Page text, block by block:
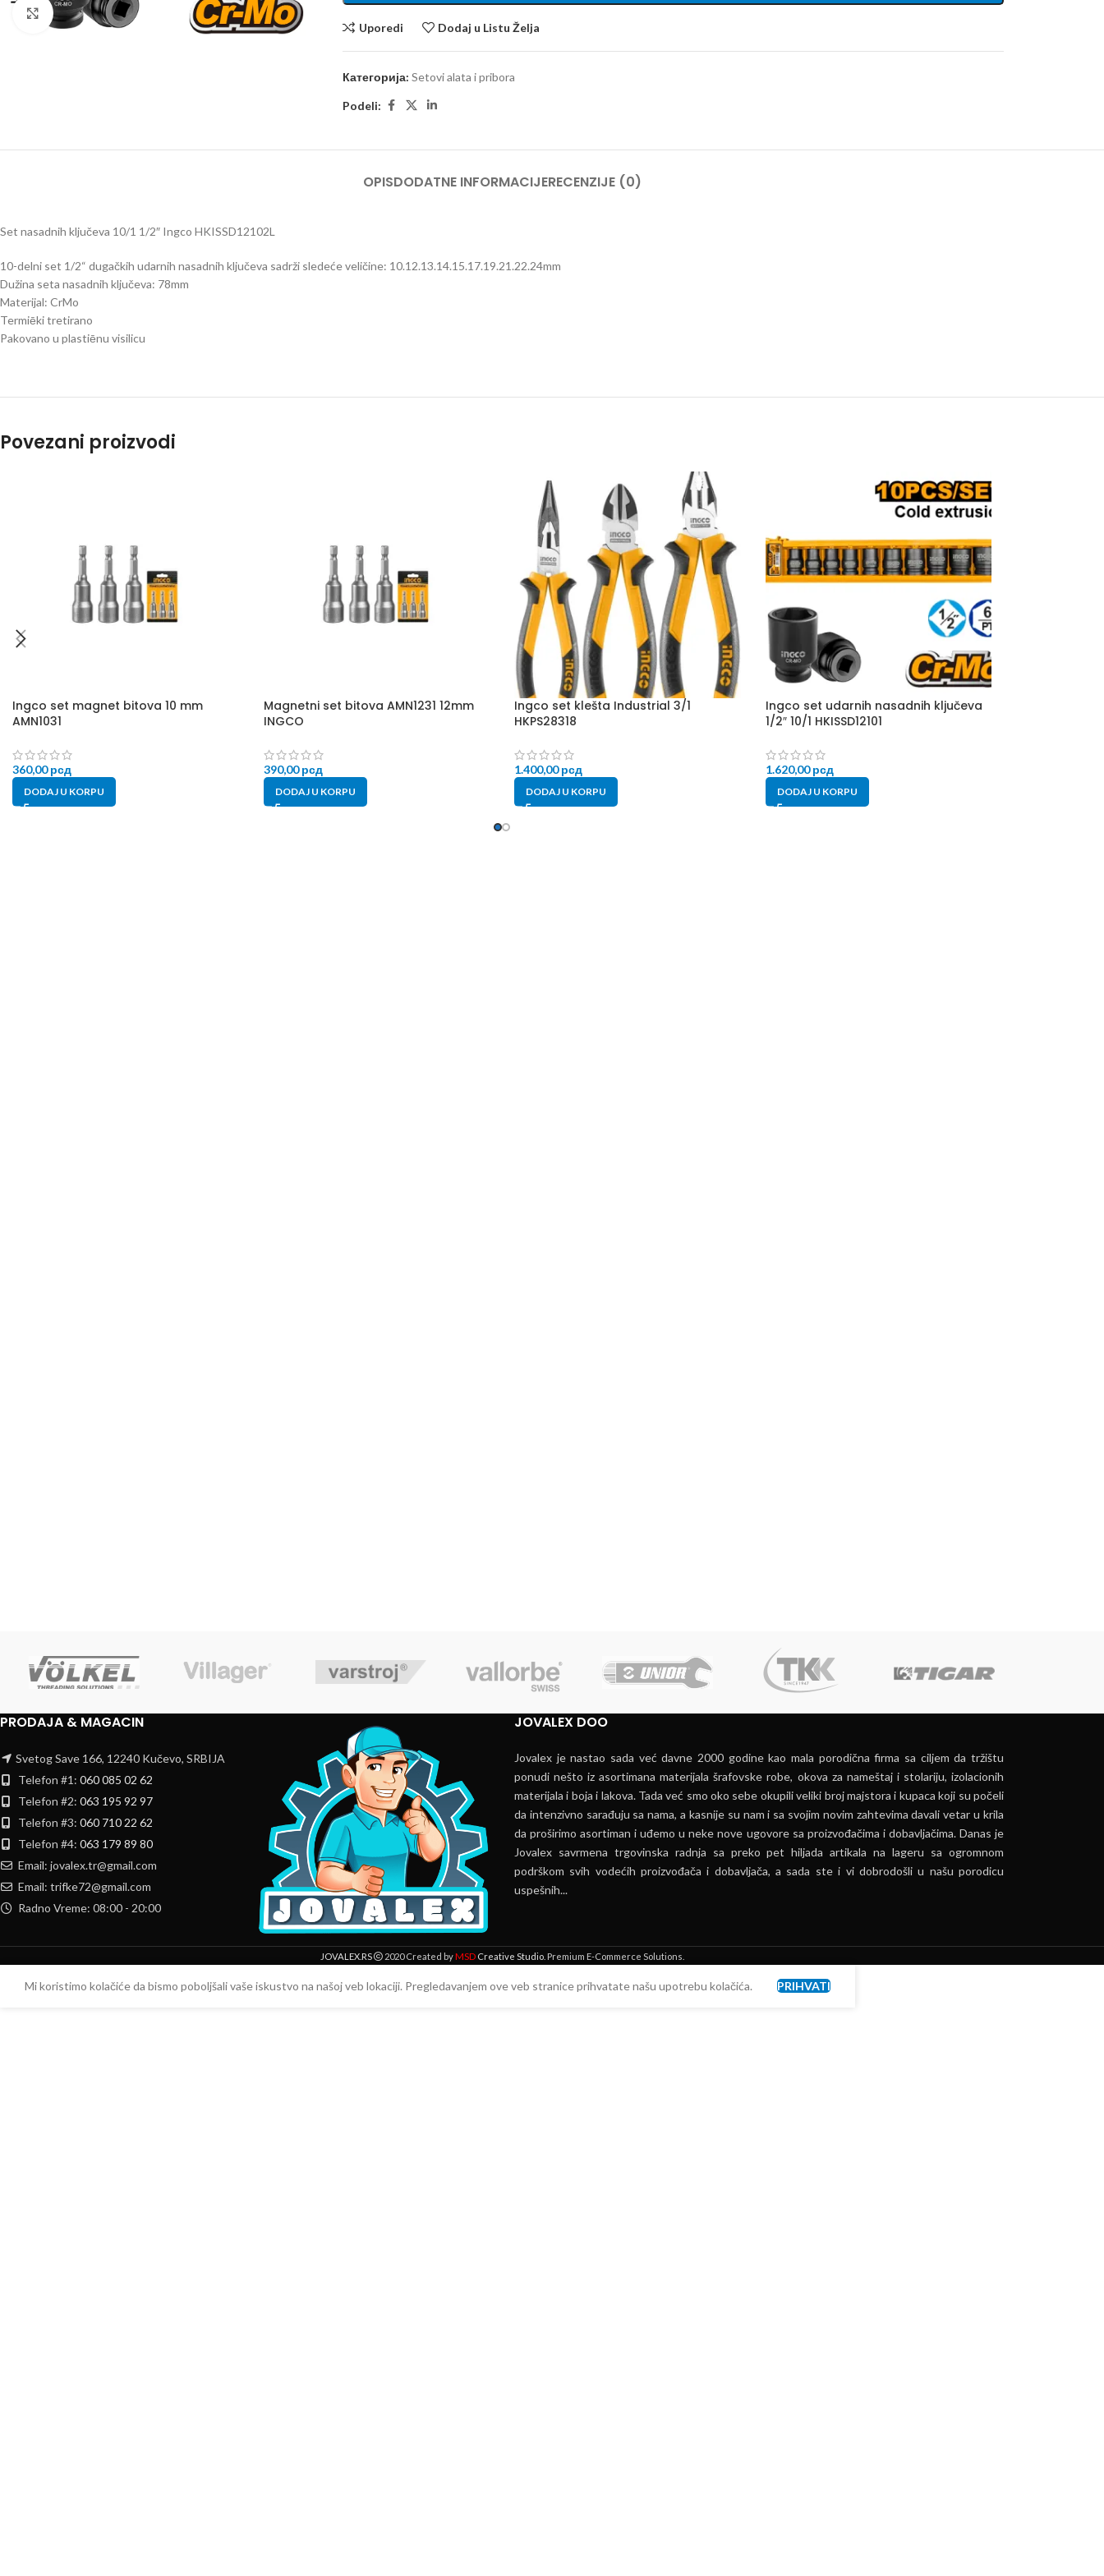
Kliknite za uvećanje
Uporedi Dodaj u Listu Želja
Категорија: Setovi alata i pribora
Podeli:
OPISDODATNE INFORMACIJERECENZIJE (0)
Set nasadnih ključeva 10/1 1/2″ Ingco HKISSD12102L
10-delni set 1/2“ dugačkih udarnih nasadnih ključeva sadrži sledeće veličine: 10.12.13.14.15.17.19.21.22.24mm
Dužina seta nasadnih ključeva: 78mm
Materijal: CrMo
Termiēki tretirano
Pakovano u plastiēnu visilicu
Povezani proizvodi
Ingco set magnet bitova 10 mm
AMN1031
360,00рсд
DODAJ U KORPU
Magnetni set bitova AMN1231 12mm
INGCO
390,00рсд
DODAJ U KORPU
Ingco set klešta Industrial 3/1
HKPS28318
1.400,00рсд
DODAJ U KORPU
Ingco set udarnih nasadnih ključeva
1/2″ 10/1 HKISSD12101
1.620,00рсд
DODAJ U KORPU
PRODAJA & MAGACIN
Svetog Save 166, 12240 Kučevo, SRBIJA
Telefon #1: 060 085 02 62
Telefon #2: 063 195 92 97
Telefon #3: 060 710 22 62
Telefon #4: 063 179 89 80
Email: jovalex.tr@gmail.com
Email: trifke72@gmail.com
Radno Vreme: 08:00 - 20:00
JOVALEX DOO
Jovalex je nastao sada već davne 2000 godine kao mala porodična firma sa ciljem da tržištu
ponudi nešto iz asortimana materijala šrafovske robe, okova za nameštaj i stolariju, izolacionih
materijala i boja i lakova. Tada već smo oko sebe okupili veliki broj majstora i kupaca koji su počeli
da intenzivno sarađuju sa nama, a kasnije su nam i sa svojim novim zahtevima davali vetar u krila
da proširimo asortiman i uđemo u neke nove ugovore sa proizvođačima i dobavljačima. Danas je
Jovalex savrmena trgovinska radnja sa preko pet hiljada artikala na lageru sa ogromnom
podrškom svih vodećih proizvođača i dobavljača, a sada ste i vi dobrodošli u našu porodicu
uspešnih...
JOVALEX.RS 2020 Created byMSDCreative Studio. Premium E-Commerce Solutions.
Mi koristimo kolačiće da bismo poboljšali vaše iskustvo na našoj veb lokaciji. Pregledavanjem ove veb stranice prihvatate našu upotrebu kolačića. PRIHVATI